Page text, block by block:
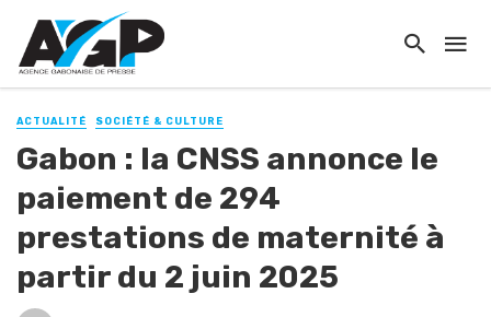
ACTUALITÉ SOCIÉTÉ & CULTURE
Gabon : la CNSS annonce le
paiement de 294
prestations de maternité à
partir du 2 juin 2025